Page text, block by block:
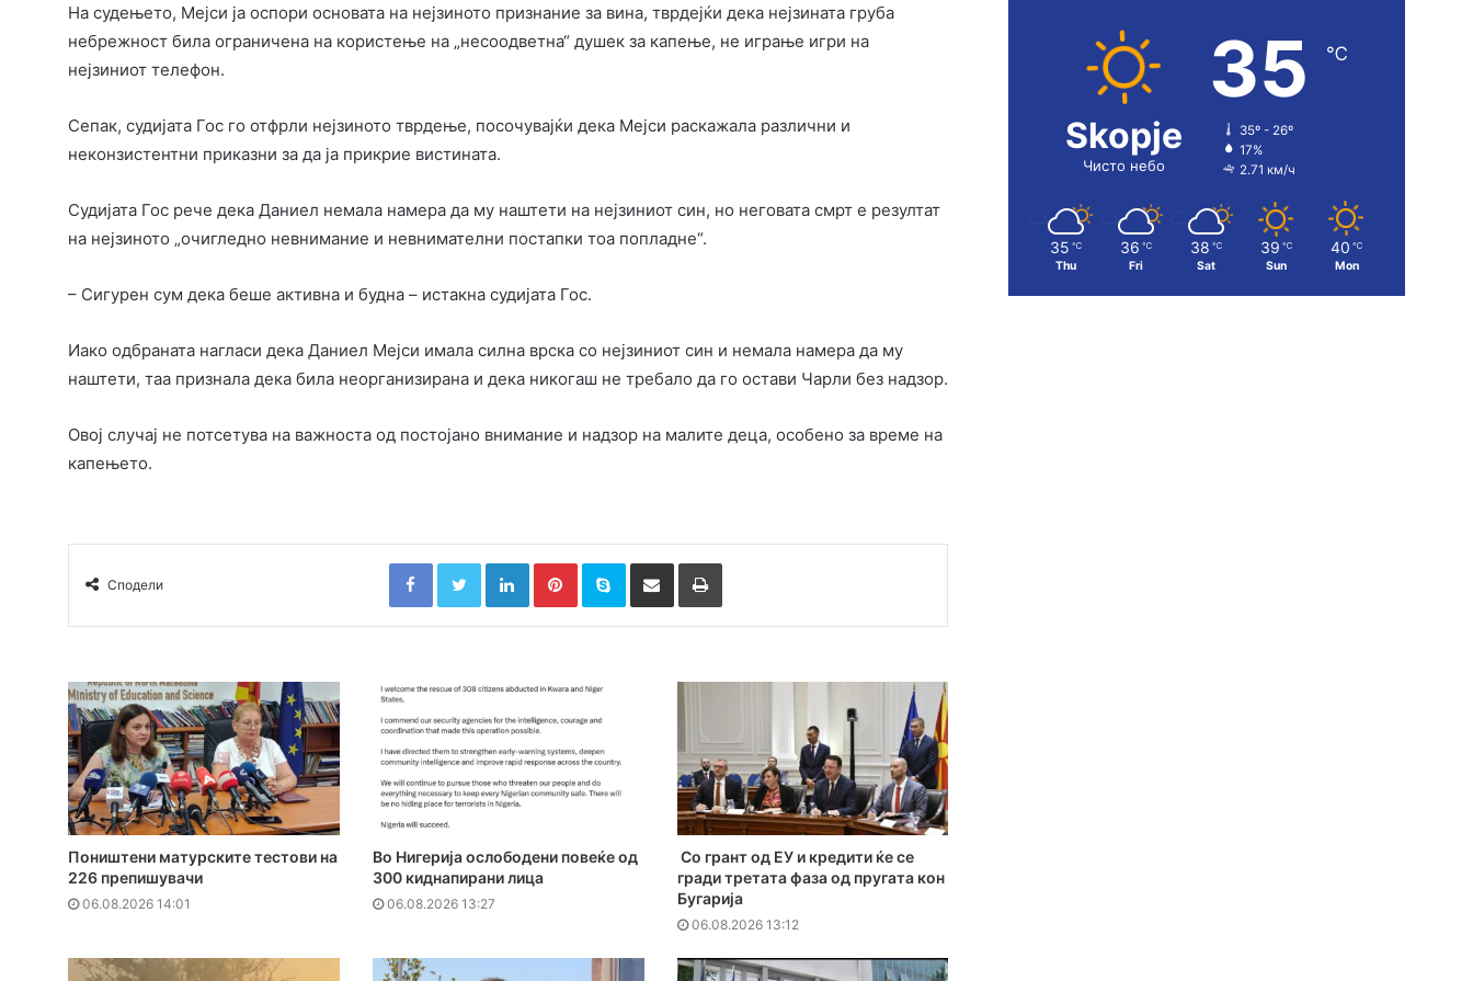
На судењето, Мејси ја оспори основата на нејзиното признание за вина, тврдејќи дека нејзината груба
небрежност била ограничена на користење на „несоодветна“ душек за капење, не играње игри на
нејзиниот телефон.
Сепак, судијата Гос го отфрли нејзиното тврдење, посочувајќи дека Мејси раскажала различни и
неконзистентни приказни за да ја прикрие вистината.
Судијата Гос рече дека Даниел немала намера да му наштети на нејзиниот син, но неговата смрт е резултат
на нејзиното „очигледно невнимание и невнимателни постапки тоа попладне“.
– Сигурен сум дека беше активна и будна – истакна судијата Гос.
Иако одбраната нагласи дека Даниел Мејси имала силна врска со нејзиниот син и немала намера да му
наштети, таа признала дека била неорганизирана и дека никогаш не требало да го остави Чарли без надзор.
Овој случај не потсетува на важноста од постојано внимание и надзор на малите деца, особено за време на
капењето.
Сподели
FacebookTwitterLinkedInPinterestSkype Сподели преку Е-маил Испринтај
Поништени матурските тестови на
226 препишувачи
06.08.2026 14:01
Во Нигерија ослободени повеќе од
300 киднапирани лица
06.08.2026 13:27
Со грант од ЕУ и кредити ќе се
гради третата фаза од пругата кон
Бугарија
06.08.2026 13:12
Skopje
Чисто небо
35 ℃
35º - 26º
17%
2.71 км/ч
35 ℃
Thu
36 ℃
Fri
38 ℃
Sat
39 ℃
Sun
40 ℃
Mon